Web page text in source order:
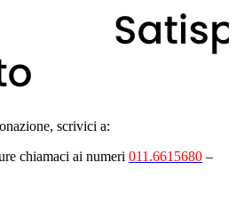
scrivici a:
chiamaci ai numeri 011.6615680 –